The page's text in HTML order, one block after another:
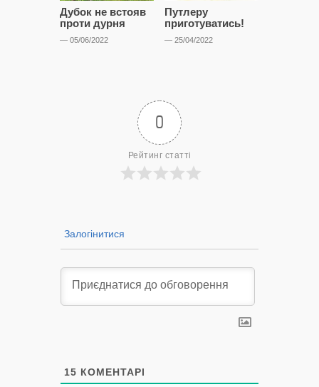
Дубок не встояв
проти дурня
— 05/06/2022
Путлеру
приготуватись!
— 25/04/2022
0
Рейтинг статті
Залогінитися
15 КОМЕНТАРІ